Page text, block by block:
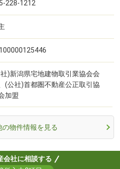
228-1212
)新潟県宅地建物取引業協会会
(公社)首都圏不動産公正取引協
加盟
の物件情報を見る
会社に相談する